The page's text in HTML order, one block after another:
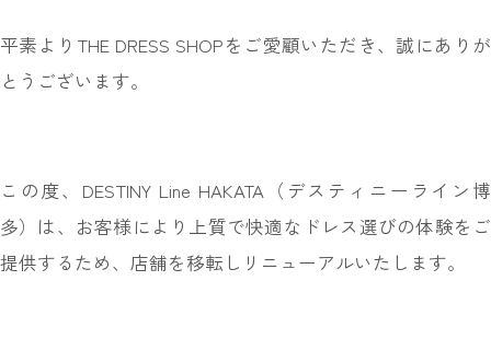
平素よりTHE DRESS SHOPをご愛顧いただき、誠にありが
とうございます。
この度、DESTINY Line HAKATA（デスティニーライン博
多）は、お客様により上質で快適なドレス選びの体験をご
提供するため、店舗を移転しリニューアルいたします。